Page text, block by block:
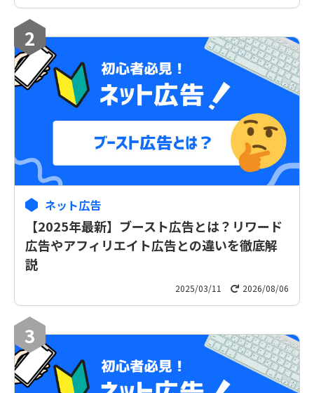
2
ネット広告
【2025年最新】ブースト広告とは？リワード
広告やアフィリエイト広告との違いを徹底解
説
2025/03/11 2026/08/06
3